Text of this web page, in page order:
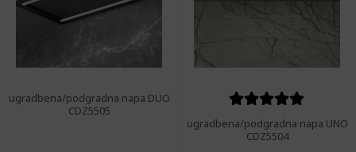
ugradbena/podgradna napa DUO
CDZ5505
Ocijenjeno
5.00od 5
ugradbena/podgradna napa UNO
CDZ5504